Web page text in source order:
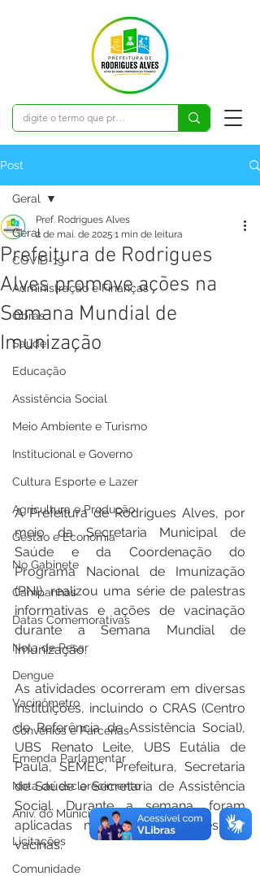
Post
Geral
COVID-19
Administração e Finanças
Obras
Saúde
Educação
Assistência Social
Meio Ambiente e Turismo
Institucional e Governo
Cultura Esporte e Lazer
Agricultura e Produção
Gestão e Economia
No Gabinete
Campanhas
Datas Comemorativas
Nota de Pesar
Dengue
Vacinômetro
Convênios e Parcerias
Emenda Parlamentar
Nota de esclarecimento
Aniv. do Município
Licitações
Comunidade
Geral
Prefeitura de Rodrigues
Alves promove ações na
Semana Mundial de
Imunização
Pref. Rodrigues Alves
2 de mai. de 2025 1 min de leitura
A Prefeitura de Rodrigues Alves, por
meio da Secretaria Municipal de
Saúde e da Coordenação do
Programa Nacional de Imunização
(PNI), realizou uma série de palestras
informativas e ações de vacinação
durante a Semana Mundial de
Imunização.
As atividades ocorreram em diversas
instituições, incluindo o CRAS (Centro
de Referência de Assistência Social),
UBS Renato Leite, UBS Eutália de
Paula, SEMEC, Prefeitura, Secretaria
de Saúde e Secretaria de Assistência
Social. Durante a semana, foram
aplicadas mais de 427 doses de
vacinas.